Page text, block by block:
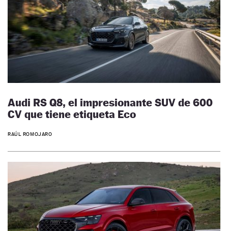
Audi RS Q8, el impresionante SUV de 600
CV que tiene etiqueta Eco
RAÚL ROMOJARO